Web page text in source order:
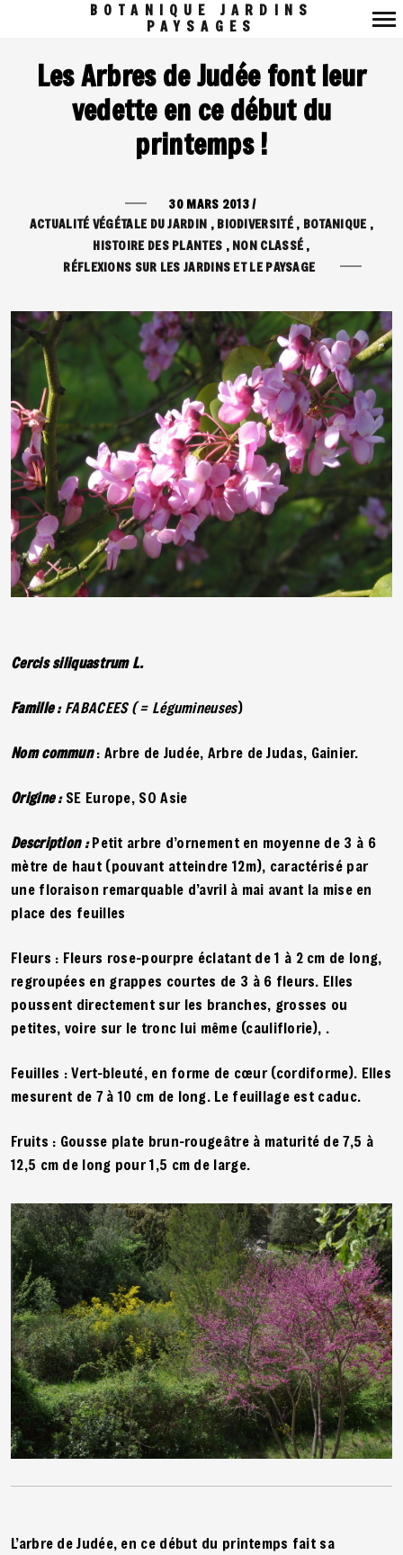
principale
BOTANIQUE JARDINS
PAYSAGES
Les Arbres de Judée font leur
vedette en ce début du
printemps !
30 MARS 2013/
ACTUALITÉ VÉGÉTALE DU JARDIN
BIODIVERSITÉ
BOTANIQUE
HISTOIRE DES PLANTES
NON CLASSÉ
RÉFLEXIONS SUR LES JARDINS ET LE PAYSAGE
Cercis siliquastrum L.
Famille :FABACEES ( = Légumineuses)
Nom commun: Arbre de Judée, Arbre de Judas, Gainier.
Origine :SE Europe, SO Asie
Description :Petit arbre d’ornement en moyenne de 3 à 6
mètre de haut (pouvant atteindre 12m), caractérisé par
une floraison remarquable d’avril à mai avant la mise en
place des feuilles
Fleurs : Fleurs rose-pourpre éclatant de 1 à 2 cm de long,
regroupées en grappes courtes de 3 à 6 fleurs. Elles
poussent directement sur les branches, grosses ou
petites, voire sur le tronc lui même (cauliflorie), .
Feuilles : Vert-bleuté, en forme de cœur (cordiforme). Elles
mesurent de 7 à 10 cm de long. Le feuillage est caduc.
Fruits : Gousse plate brun-rougeâtre à maturité de 7,5 à
12,5 cm de long pour 1,5 cm de large.
L’arbre de Judée, en ce début du printemps fait sa